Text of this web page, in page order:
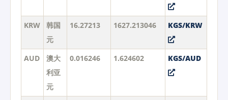
KRW
韩国
元
16.27213 1627.213046 KGS/KRW
AUD
澳大
利亚
元
0.016246 1.624602 KGS/AUD